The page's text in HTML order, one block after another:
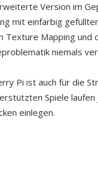
Version im
mit einfarbig
Texture Mapping und
niemals
Pi ist auch für die
Spiele
einlegen.